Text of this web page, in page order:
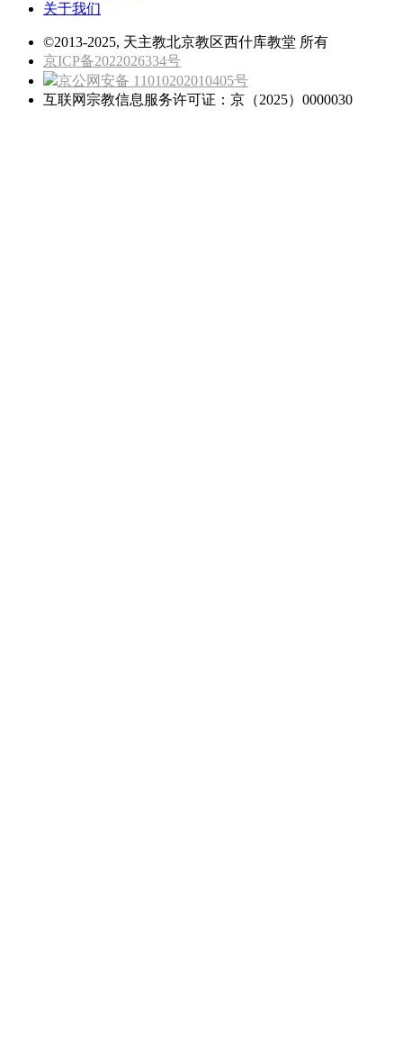
关于我们
©2013-2025, 天主教北京教区西什库教堂 所有
京ICP备2022026334号
京公网安备 11010202010405号
互联网宗教信息服务许可证：京（2025）0000030